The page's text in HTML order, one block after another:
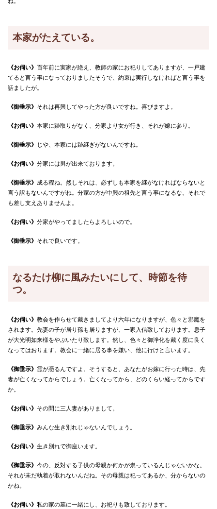
本家がたえている。
《お伺い》 百年前に実家が絶え、教師の家にお祀りしてありますが、一戸建
てると言う事になっておりましたそうで、約束は実行しなければと言う事を
話ましたが。
《御垂示》 それは再興してやった方が良いですね。喜びますよ。
《お伺い》 本家に跡取りがなく、分家より女が行き、それが嫁に参り。
《御垂示》 じや、本家には跡継ぎがないんですね。
《お伺い》 分家には男が出来ております。
《御垂示》 成る程ね。然しそれは、必ずしも本家を継がなければならないと
言う訳もないんですがね。分家の方が中興の祖先と言う事になるな。それで
も差し支えありませんよ。
《お伺い》 分家がやってましたらよろしいので。
《御垂示》 それで良いです。
なるたけ柳に風みたいにして、時節を待
つ。
《お伺い》 教会を作らせて戴きましてより六年になりますが、色々と邪魔を
されます。先妻の子が居り孫も居りますが、一家入信致しております。息子
が大光明如来様をやぶいたり致します。然し、色々と御浄化を戴く度に良く
なってはおります。教会に一緒に居る事を嫌い、他に行けと言います。
《御垂示》 霊が憑るんですよ。そうすると、あなたがお嫁に行った時は、先
妻が亡くなってからでしょう。亡くなってから、どのくらい経ってからです
か。
《お伺い》 その間に三人妻がありまして。
《御垂示》 みんな生き別れじゃないんでしょう。
《お伺い》 生き別れで御座います。
《御垂示》 今の、反対する子供の母親か何かが祟っているんじゃないかな。
それが未だ執着が取れないんだね。その母親は祀ってあるか、分からないの
かね。
《お伺い》 私の家の墓に一緒にし、お祀りも致しております。